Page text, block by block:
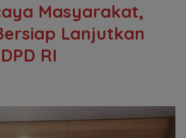
Masyarakat,
Lanjutkan
RI